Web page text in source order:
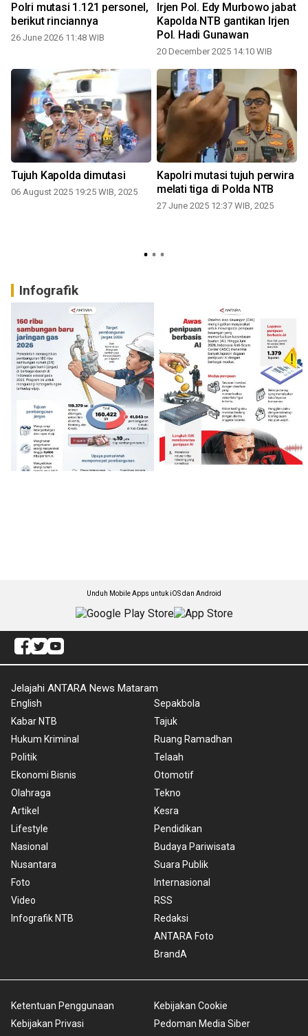
Polri mutasi 1.121 personel,
berikut rinciannya
26 June 2026 11:48 WIB
Irjen Pol. Edy Murbowo jabat
Kapolda NTB gantikan Irjen
Pol. Hadi Gunawan
20 December 2025 14:10 WIB
Tujuh Kapolda dimutasi
06 August 2025 19:25 WIB, 2025
Kapolri mutasi tujuh perwira
melati tiga di Polda NTB
27 June 2025 12:37 WIB, 2025
Infografik
Unduh Mobile Apps untuk iOS dan Android
Jelajahi ANTARA News Mataram
English
Kabar NTB
Hukum Kriminal
Politik
Ekonomi Bisnis
Olahraga
Artikel
Lifestyle
Nasional
Nusantara
Foto
Video
Infografik NTB
Sepakbola
Tajuk
Ruang Ramadhan
Telaah
Otomotif
Tekno
Kesra
Pendidikan
Budaya Pariwisata
Suara Publik
Internasional
RSS
Redaksi
ANTARA Foto
BrandA
Ketentuan Penggunaan
Kebijakan Privasi
Kebijakan Cookie
Pedoman Media Siber